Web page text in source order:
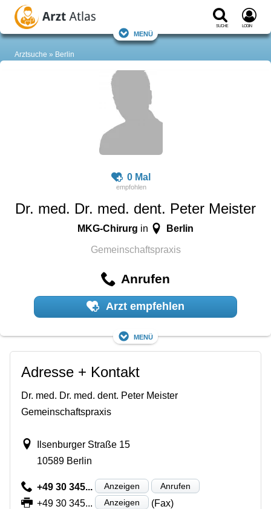
Suche Login
Menü
Arztsuche Berlin
0 Mal
Dr. med. Dr. med. dent. Peter Meister
MKG-Chirurg in Berlin
Gemeinschaftspraxis
Anrufen
Arzt empfehlen
Menü
Adresse + Kontakt
Dr. med. Dr. med. dent. Peter Meister
Gemeinschaftspraxis
Ilsenburger Straße 15
10589 Berlin
+49 30 345... Anzeigen Anrufen
+49 30 345... Anzeigen (Fax)